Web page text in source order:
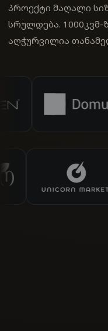
პროექტი მაღალი
სრულდება.
აღჭურვილია